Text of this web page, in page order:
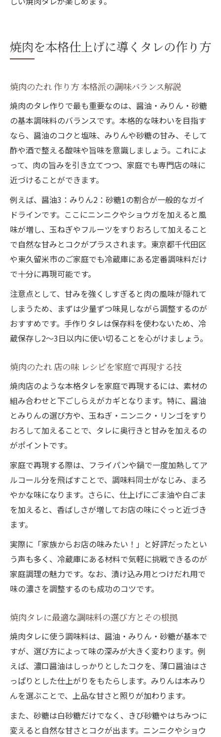
焼肉を本格仕上げに導くタレの作り方
焼肉のたれ 作り方 本格派の調味バランス解説
焼肉のタレ作りで最も重要なのは、醤油・みりん・砂糖
の基本調味料のバランスです。本格的な味わいを目指す
なら、醤油のコクと塩味、みりんや砂糖の甘み、そして
酢や酒で整える酸味や旨味を意識しましょう。これによ
って、肉の旨みを引き立てつつ、家庭でも専門店の味に
近づけることができます。
例えば、醤油3：みりん2：砂糖1の割合が一般的なガイ
ドラインです。ここにニンニクやショウガを加えると風
味が増し、玉ねぎやフルーツをすりおろして加えること
で自然な甘みとコクがプラスされます。東京都千代田区
や東久留米市のご家庭でも冷蔵庫にある定番調味料だけ
で十分に再現可能です。
注意点として、甘みを強くしすぎると肉の風味が隠れて
しまうため、まずは少量ずつ味見しながら調整するのが
おすすめです。手作りタレは保存料を使わないため、冷
蔵保存し2〜3日以内に使い切ることを心がけましょう。
焼肉のたれ 店の味 レシピを家庭で再現する技
焼肉店のような本格タレを家庭で再現するには、素材の
組み合わせと下ごしらえがカギとなります。特に、醤油
とみりんの選び方や、玉ねぎ・ニンニク・リンゴをすり
おろして加えることで、タレに奥行きと甘みを加えるの
がポイントです。
家庭で再現する際は、フライパンや鍋で一度加熱してア
ルコール分を飛ばすことで、調味料同士がなじみ、まろ
やかな味になります。さらに、仕上げにごま油や白ごま
を加えると、香ばしさが増してお店の味にぐっと近づき
ます。
実際に「家族からお店の味みたい！」と好評だったとい
う声も多く、冷蔵庫にある材料で気軽に挑戦できるのが
家庭調理の魅力です。なお、漬け込み用とつけだれ用で
味の濃さを調整するのも成功のコツです。
焼肉タレに最適な調味料の選び方とその根拠
焼肉タレに使う調味料は、醤油・みりん・砂糖が基本で
すが、選び方によって味の深みが大きく変わります。例
えば、濃口醤油はしっかりとしたコクを、薄口醤油はさ
っぱりとした仕上がりをもたらします。みりんは本みり
んを選ぶことで、上品な甘さと照りが加わります。
また、砂糖は白砂糖だけでなく、きび砂糖やはちみつに
変えると自然な甘さとコクが出ます。ニンニクやショウ